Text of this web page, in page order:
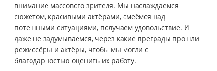
внимание массового зрителя. Мы наслаждаемся
сюжетом, красивыми актёрами, смеёмся над
потешными ситуациями, получаем удовольствие. И
даже не задумываемся, через какие преграды прошли
режиссёры и актёры, чтобы мы могли с
благодарностью оценить их работу.